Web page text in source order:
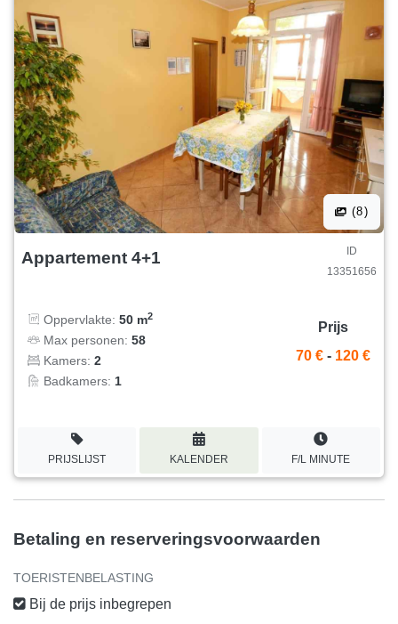
(8)
Appartement 4+1
ID
13351656
Oppervlakte: 50 m2
Max personen: 58
Kamers: 2
Badkamers: 1
Prijs
70 € - 120 €
PRIJSLIJST KALENDER F/L MINUTE
Betaling en reserveringsvoorwaarden
TOERISTENBELASTING
Bij de prijs inbegrepen